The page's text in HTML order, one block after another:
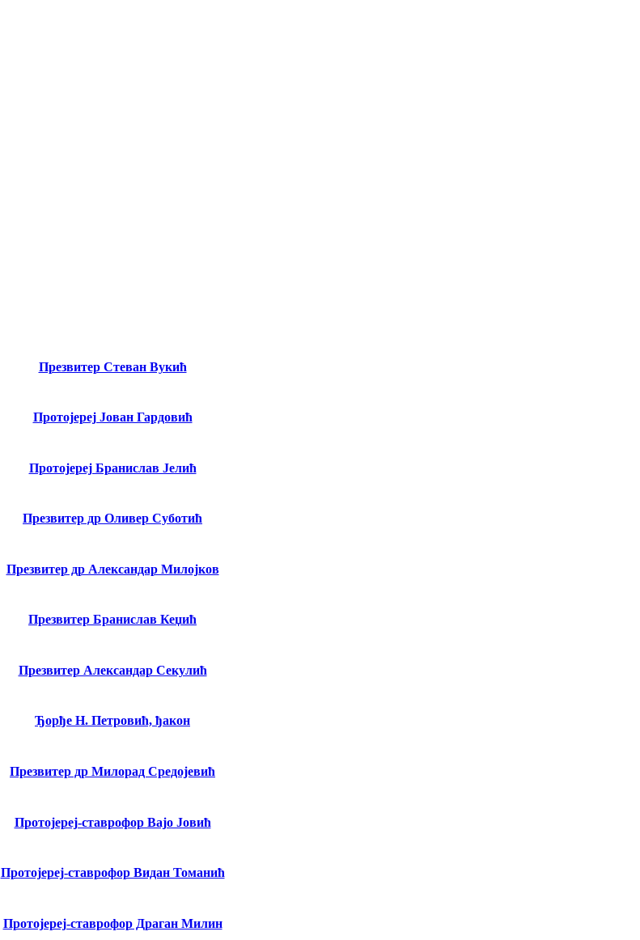
Презвитер Стеван Вукић
Протојереј Јован Гардовић
Протојереј Бранислав Јелић
Презвитер др Оливер Суботић
Презвитер др Александар Милојков
Презвитер Бранислав Кеџић
Презвитер Александар Секулић
Ђорђе Н. Петровић, ђакон
Презвитер др Милорад Средојевић
Протојереј-ставрофор Вајо Јовић
Протојереј-ставрофор Видан Томанић
Протојереј-ставрофор Драган Милин